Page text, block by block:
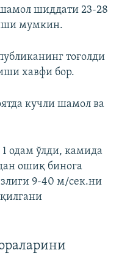
шиддати 23-28
мумкин.
тоғолди
хавфи бор.
кучли шамол ва
одам ўлди, камида
ошиқ бинога
9-40 м/сек.ни